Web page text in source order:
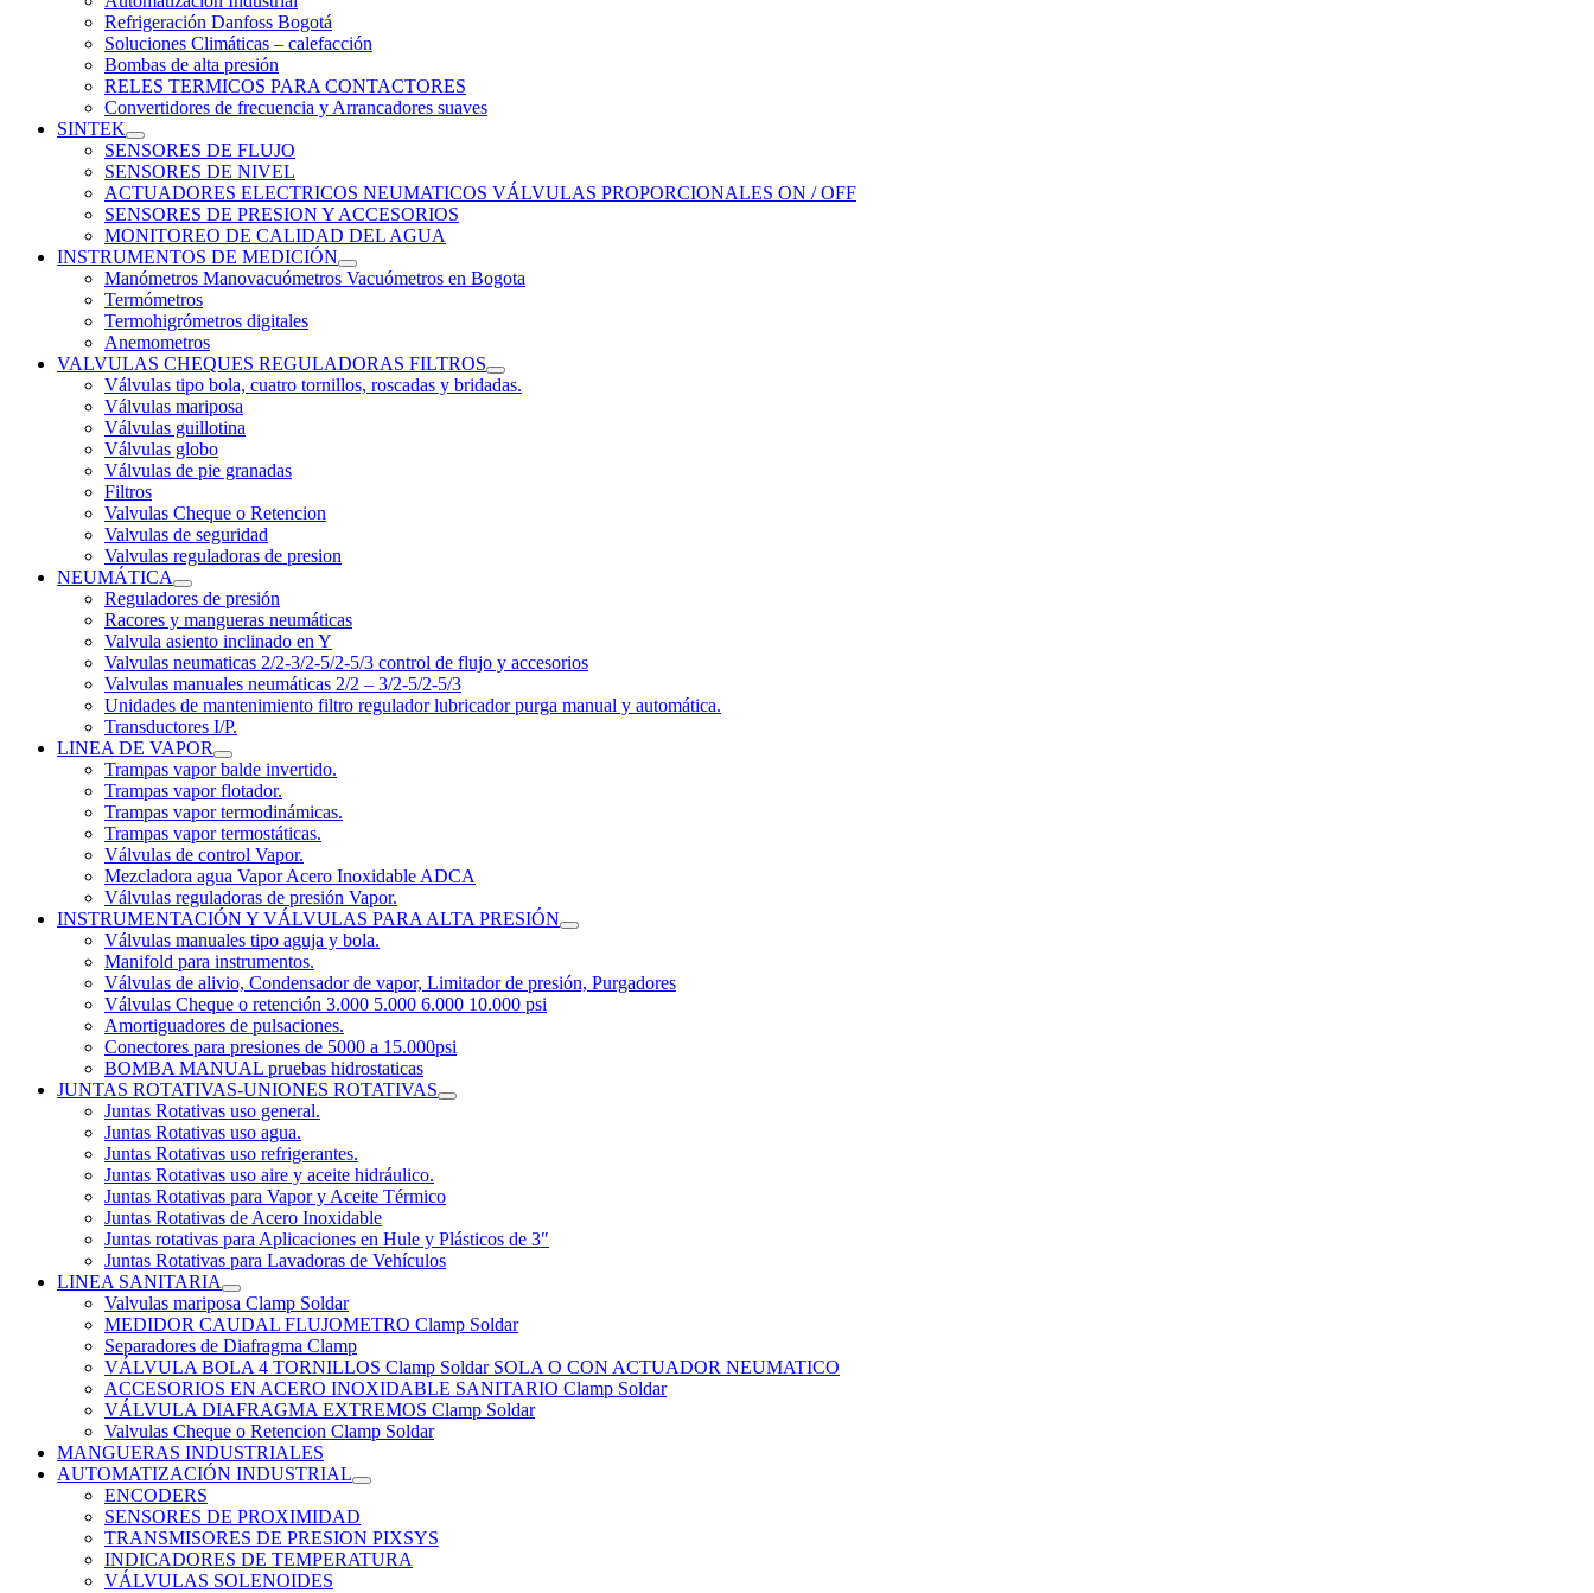
Refrigeración Danfoss Bogotá
Soluciones Climáticas – calefacción
Bombas de alta presión
RELES TERMICOS PARA CONTACTORES
Convertidores de frecuencia y Arrancadores suaves
SINTEK
SENSORES DE FLUJO
SENSORES DE NIVEL
ACTUADORES ELECTRICOS NEUMATICOS VÁLVULAS PROPORCIONALES ON / OFF
SENSORES DE PRESION Y ACCESORIOS
MONITOREO DE CALIDAD DEL AGUA
INSTRUMENTOS DE MEDICIÓN
Manómetros Manovacuómetros Vacuómetros en Bogota
Termómetros
Termohigrómetros digitales
Anemometros
VALVULAS CHEQUES REGULADORAS FILTROS
Válvulas tipo bola, cuatro tornillos, roscadas y bridadas.
Válvulas mariposa
Válvulas guillotina
Válvulas globo
Válvulas de pie granadas
Filtros
Valvulas Cheque o Retencion
Valvulas de seguridad
Valvulas reguladoras de presion
NEUMÁTICA
Reguladores de presión
Racores y mangueras neumáticas
Valvula asiento inclinado en Y
Valvulas neumaticas 2/2-3/2-5/2-5/3 control de flujo y accesorios
Valvulas manuales neumáticas 2/2 – 3/2-5/2-5/3
Unidades de mantenimiento filtro regulador lubricador purga manual y automática.
Transductores I/P.
LINEA DE VAPOR
Trampas vapor balde invertido.
Trampas vapor flotador.
Trampas vapor termodinámicas.
Trampas vapor termostáticas.
Válvulas de control Vapor.
Mezcladora agua Vapor Acero Inoxidable ADCA
Válvulas reguladoras de presión Vapor.
INSTRUMENTACIÓN Y VÁLVULAS PARA ALTA PRESIÓN
Válvulas manuales tipo aguja y bola.
Manifold para instrumentos.
Válvulas de alivio, Condensador de vapor, Limitador de presión, Purgadores
Válvulas Cheque o retención 3.000 5.000 6.000 10.000 psi
Amortiguadores de pulsaciones.
Conectores para presiones de 5000 a 15.000psi
BOMBA MANUAL pruebas hidrostaticas
JUNTAS ROTATIVAS-UNIONES ROTATIVAS
Juntas Rotativas uso general.
Juntas Rotativas uso agua.
Juntas Rotativas uso refrigerantes.
Juntas Rotativas uso aire y aceite hidráulico.
Juntas Rotativas para Vapor y Aceite Térmico
Juntas Rotativas de Acero Inoxidable
Juntas rotativas para Aplicaciones en Hule y Plásticos de 3″
Juntas Rotativas para Lavadoras de Vehículos
LINEA SANITARIA
Valvulas mariposa Clamp Soldar
MEDIDOR CAUDAL FLUJOMETRO Clamp Soldar
Separadores de Diafragma Clamp
VÁLVULA BOLA 4 TORNILLOS Clamp Soldar SOLA O CON ACTUADOR NEUMATICO
ACCESORIOS EN ACERO INOXIDABLE SANITARIO Clamp Soldar
VÁLVULA DIAFRAGMA EXTREMOS Clamp Soldar
Valvulas Cheque o Retencion Clamp Soldar
MANGUERAS INDUSTRIALES
AUTOMATIZACIÓN INDUSTRIAL
ENCODERS
SENSORES DE PROXIMIDAD
TRANSMISORES DE PRESION PIXSYS
INDICADORES DE TEMPERATURA
VÁLVULAS SOLENOIDES